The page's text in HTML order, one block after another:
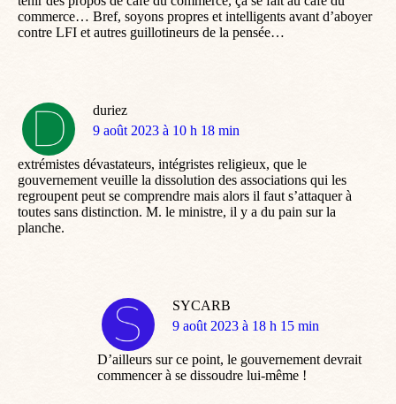
commerce… Bref, soyons propres et intelligents avant d’aboyer
contre LFI et autres guillotineurs de la pensée…
duriez
dit
9 août 2023 à 10 h 18 min
extrémistes dévastateurs, intégristes religieux, que le
gouvernement veuille la dissolution des associations qui les
regroupent peut se comprendre mais alors il faut s’attaquer à
toutes sans distinction. M. le ministre, il y a du pain sur la
planche.
SYCARB
dit
9 août 2023 à 18 h 15 min
D’ailleurs sur ce point, le gouvernement devrait
commencer à se dissoudre lui-même !